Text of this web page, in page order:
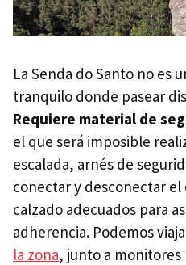
La Senda do Santo no es
tranquilo donde pasear
Requiere material de
el que será imposible
escalada, arnés de
conectar y desconectar
calzado adecuados para
adherencia. Podemos
la zona, junto a